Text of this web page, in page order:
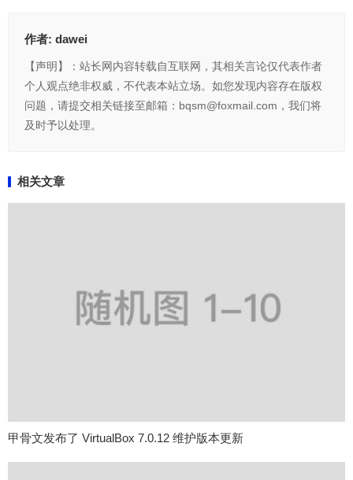
作者: dawei
【声明】：站长网内容转载自互联网，其相关言论仅代表作者
个人观点绝非权威，不代表本站立场。如您发现内容存在版权
问题，请提交相关链接至邮箱：bqsm@foxmail.com，我们将
及时予以处理。
相关文章
甲骨文发布了 VirtualBox 7.0.12 维护版本更新